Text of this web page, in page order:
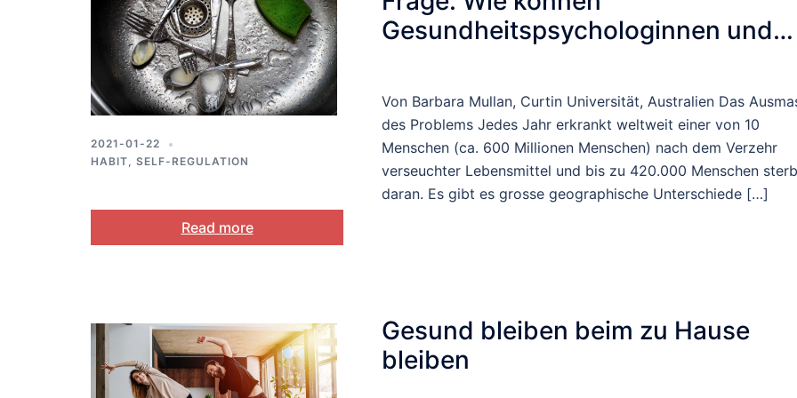
2021-01-22
HABIT, SELF-REGULATION
Gesundheitspsychologinnen und
Menschen in Bezug auf
Lebensmittelsicherheit helfen?
Von Barbara Mullan, Curtin Universität, Australien Das
des Problems Jedes Jahr erkrankt weltweit einer von 10
Menschen (ca. 600 Millionen Menschen) nach dem Verzehr
verseuchter Lebensmittel und bis zu 420.000 Menschen
daran. Es gibt es grosse geographische Unterschiede […]
Read more
Gesund bleiben beim zu Hause
bleiben